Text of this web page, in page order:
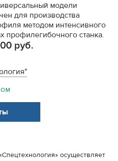
модели
для производства
методом интенсивного
профилегибочного станка.
руб.
осуществляет